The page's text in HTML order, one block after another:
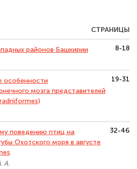
СТРАНИЦЫ
районов Башкирии
8-18
особенности
мозга представителей
19-31
поведению птиц на
Охотского моря в августе
А.
32-46